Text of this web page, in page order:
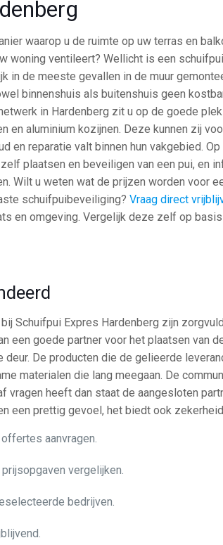
waarop u de ruimte op uw terras en
woning ventileert? Wellicht is een
in de meeste gevallen in de muur
binnenshuis als buitenshuis geen
in Hardenberg zit u op de goede
en aluminium kozijnen. Deze kunnen zij
en reparatie valt binnen hun vakgebied.
plaatsen en beveiligen van een pui, en
Wilt u weten wat de prijzen worden voor
schuifpuibeveiliging?Vraag direct
en omgeving. Vergelijk deze zelf op
Schuifpui Expres Hardenberg zijn
een goede partner voor het plaatsen van
deur. De producten die de gelieerde
materialen die lang meegaan. De
vragen heeft dan staat de aangesloten
een prettig gevoel, het biedt ook
aanvragen.
vergelijken.
bedrijven.